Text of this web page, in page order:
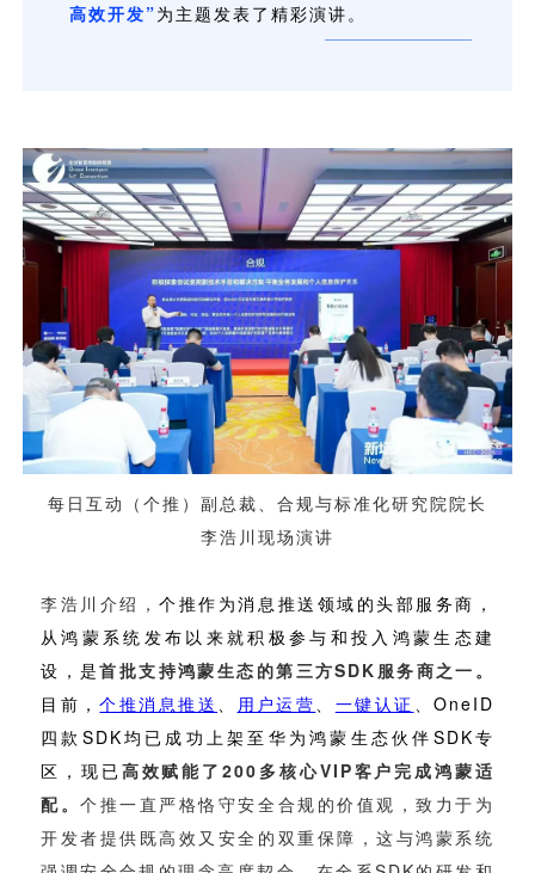
海外推送
营销数盘
人口数盘
视觉智能
大数据精准宣防
智能风控
科技公益
新闻动态